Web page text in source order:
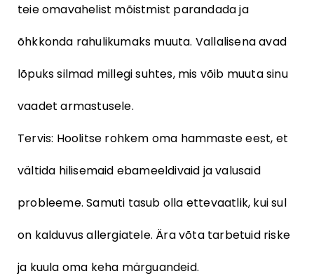
teie omavahelist mõistmist parandada ja
õhkkonda rahulikumaks muuta. Vallalisena avad
lõpuks silmad millegi suhtes, mis võib muuta sinu
vaadet armastusele.
Tervis: Hoolitse rohkem oma hammaste eest, et
vältida hilisemaid ebameeldivaid ja valusaid
probleeme. Samuti tasub olla ettevaatlik, kui sul
on kalduvus allergiatele. Ära võta tarbetuid riske
ja kuula oma keha märguandeid.